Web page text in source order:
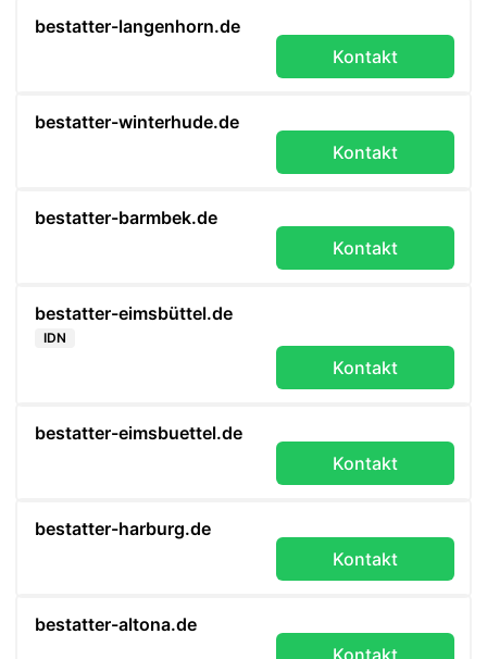
bestatter-langenhorn.de
Kontakt
bestatter-winterhude.de
Kontakt
bestatter-barmbek.de
Kontakt
bestatter-eimsbüttel.de
IDN
Kontakt
bestatter-eimsbuettel.de
Kontakt
bestatter-harburg.de
Kontakt
bestatter-altona.de
Kontakt